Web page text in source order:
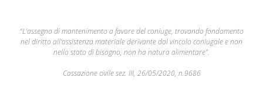
“L’assegno di mantenimento a favore del coniuge, trovando fondamento
nel diritto all’assistenza materiale derivante dal vincolo coniugale e non
nello stato di bisogno, non ha natura alimentare”.
Cassazione civile sez. III, 26/05/2020, n.9686